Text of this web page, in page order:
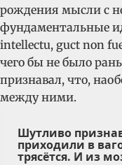
рождения мысли с
фундаментальные
intellectu, guct non
чего бы не было
признавал, что,
между ними.
Шутливо
приходили в
трясётся. И из